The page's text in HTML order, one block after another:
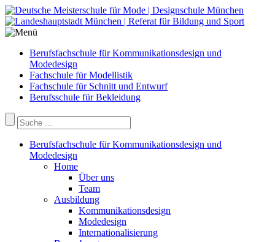
Berufsfachschule für Kommunikationsdesign und
Modedesign
Fachschule für Modellistik
Fachschule für Schnitt und Entwurf
Berufsschule für Bekleidung
Berufsfachschule für Kommunikationsdesign und
Modedesign
Home
Über uns
Team
Ausbildung
Kommunikationsdesign
Modedesign
Internationalisierung